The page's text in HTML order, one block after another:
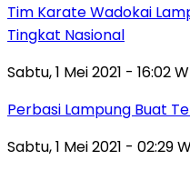
Tim Karate Wadokai
Tingkat Nasional
Sabtu, 1 Mei 2021 - 16:02
Perbasi Lampung Buat
Sabtu, 1 Mei 2021 - 02:29